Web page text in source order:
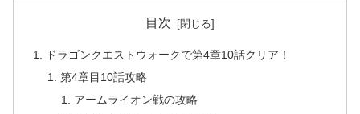
目次
ドラゴンクエストウォークで第4章10話クリア！
第4章目10話攻略
アームライオン戦の攻略